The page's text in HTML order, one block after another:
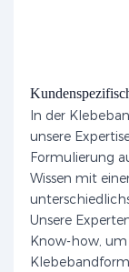
In der
unsere
Formulierung
Wissen mit
Unsere
Know-how,